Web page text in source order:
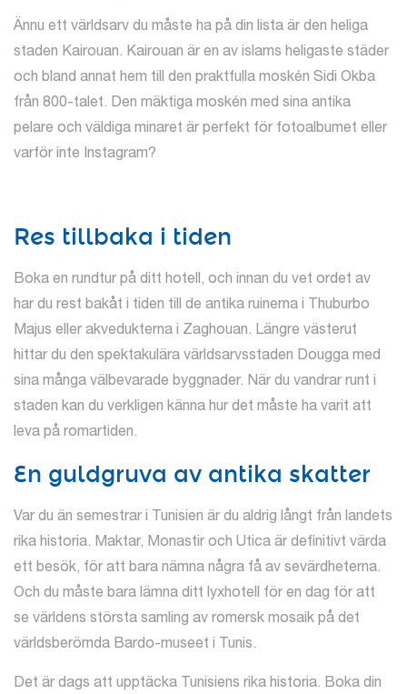
Ännu ett världsarv du måste ha på din lista är den heliga
staden Kairouan. Kairouan är en av islams heligaste städer
och bland annat hem till den praktfulla moskén Sidi Okba
från 800-talet. Den mäktiga moskén med sina antika
pelare och väldiga minaret är perfekt för fotoalbumet eller
varför inte Instagram?
Res tillbaka i tiden
Boka en rundtur på ditt hotell, och innan du vet ordet av
har du rest bakåt i tiden till de antika ruinerna i Thuburbo
Majus eller akvedukterna i Zaghouan. Längre västerut
hittar du den spektakulära världsarvsstaden Dougga med
sina många välbevarade byggnader. När du vandrar runt i
staden kan du verkligen känna hur det måste ha varit att
leva på romartiden.
En guldgruva av antika skatter
Var du än semestrar i Tunisien är du aldrig långt från landets
rika historia. Maktar, Monastir och Utica är definitivt värda
ett besök, för att bara nämna några få av sevärdheterna.
Och du måste bara lämna ditt lyxhotell för en dag för att
se världens största samling av romersk mosaik på det
världsberömda Bardo-museet i Tunis.
Det är dags att upptäcka Tunisiens rika historia. Boka din